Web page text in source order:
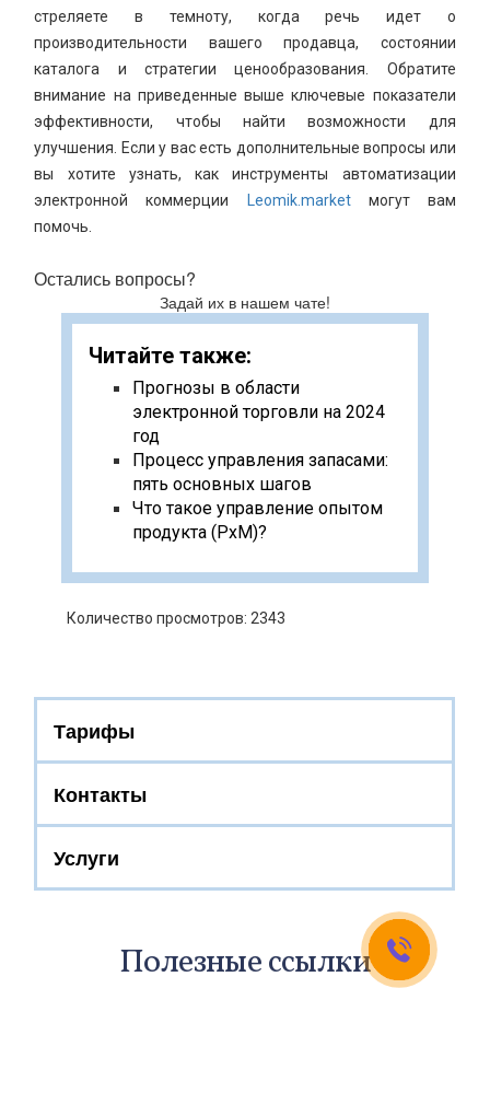
стреляете в темноту, когда речь идет о
производительности вашего продавца, состоянии
каталога и стратегии ценообразования. Обратите
внимание на приведенные выше ключевые показатели
эффективности, чтобы найти возможности для
улучшения. Если у вас есть дополнительные вопросы или
вы хотите узнать, как инструменты автоматизации
электронной коммерции
Leomik.marketмогут вам
помочь.
Остались вопросы?
Задай их в нашем чате!
Читайте также:
Прогнозы в области
электронной торговли на 2024
год
Процесс управления запасами:
пять основных шагов
Что такое управление опытом
продукта (PxM)?
Количество просмотров: 2343
Тарифы
Контакты
Услуги
Полезные ссылки